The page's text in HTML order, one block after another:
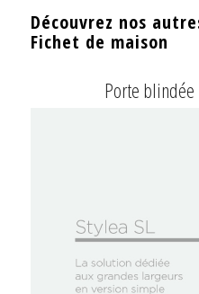
Découvrez nos
Fichet de maison
Porte blindée